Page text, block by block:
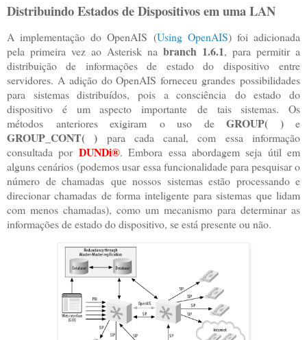
Distribuindo Estados de Dispositivos em uma LAN
A implementação do OpenAIS (Using OpenAIS) foi adicionada
pela primeira vez ao Asterisk na branch 1.6.1, para permitir a
distribuição de informações de estado do dispositivo entre
servidores. A adição do OpenAIS forneceu grandes possibilidades
para sistemas distribuídos, pois a consciência do estado do
dispositivo é um aspecto importante de tais sistemas. Os
métodos anteriores exigiram o uso de GROUP( )e
GROUP_CONT( ) para cada canal, com essa informação
consultada por DUNDi®. Embora essa abordagem seja útil em
alguns cenários (podemos usar essa funcionalidade para pesquisar o
número de chamadas que nossos sistemas estão processando e
direcionar chamadas de forma inteligente para sistemas que lidam
com menos chamadas), como um mecanismo para determinar as
informações de estado do dispositivo, se está presente ou não.